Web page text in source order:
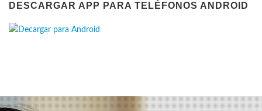
DESCARGAR APP PARA TELÉFONOS ANDROID